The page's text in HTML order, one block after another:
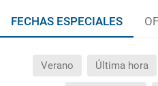
FECHAS ESPECIALES
Verano Última hora